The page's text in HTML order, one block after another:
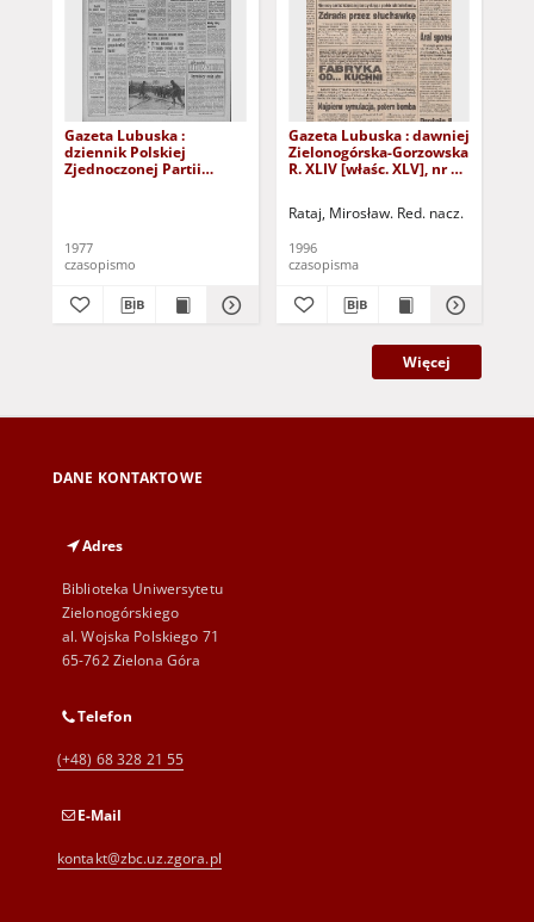
Gazeta Lubuska :
dziennik Polskiej
Zjednoczonej Partii
1977
czasopismo
Gazeta Lubuska : dawniej
Zielonogórska-Gorzowska
R. XLIV [właśc. XLV], nr 52
Rataj, Mirosław. Red. nacz.
1996
czasopisma
Więcej
DANE KONTAKTOWE
Adres
Biblioteka Uniwersytetu
Zielonogórskiego
al. Wojska Polskiego 71
65-762 Zielona Góra
Telefon
(+48) 68 328 21 55
E-Mail
kontakt@zbc.uz.zgora.pl